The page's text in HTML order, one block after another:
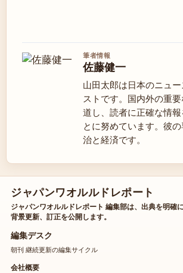
筆者情報
佐藤健一
山田太郎は日本のニュー
ストです。国内外の重
道し、読者に正確な情報
とに努めています。彼
治と経済です。
ジャパンワオルルドレポート
ジャパンワオルルドレポート 編集部は、出典を明確
背景更新、訂正を公開します。
編集デスク
朝刊 継続更新の編集サイクル
会社概要